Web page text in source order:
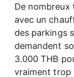
De nombreux
avec un
des parkings
demandent
3.000 THB
vraiment trop